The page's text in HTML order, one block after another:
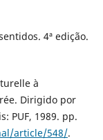
4ª edição.
à
Dirigido por
PUF, 1989. pp.
article/548/.